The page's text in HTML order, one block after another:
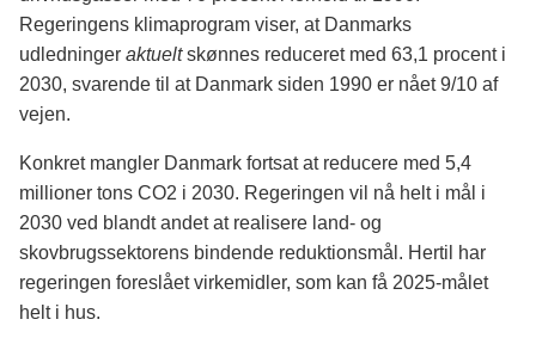
Regeringens klimaprogram viser, at Danmarks
udledninger aktuelt skønnes reduceret med 63,1 procent i
2030, svarende til at Danmark siden 1990 er nået 9/10 af
vejen.
Konkret mangler Danmark fortsat at reducere med 5,4
millioner tons CO2 i 2030. Regeringen vil nå helt i mål i
2030 ved blandt andet at realisere land- og
skovbrugssektorens bindende reduktionsmål. Hertil har
regeringen foreslået virkemidler, som kan få 2025-målet
helt i hus.